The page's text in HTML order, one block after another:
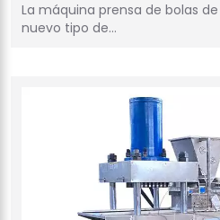
La máquina prensa de bolas
nuevo tipo de…